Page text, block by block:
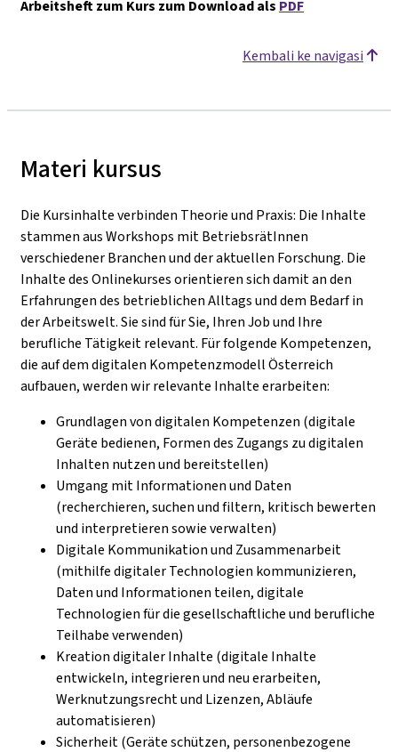
Arbeitsheft zum Kurs zum Download als PDF
Kembali ke navigasi
Materi kursus
Die Kursinhalte verbinden Theorie und Praxis: Die Inhalte
stammen aus Workshops mit BetriebsrätInnen
verschiedener Branchen und der aktuellen Forschung. Die
Inhalte des Onlinekurses orientieren sich damit an den
Erfahrungen des betrieblichen Alltags und dem Bedarf in
der Arbeitswelt. Sie sind für Sie, Ihren Job und Ihre
berufliche Tätigkeit relevant. Für folgende Kompetenzen,
die auf dem digitalen Kompetenzmodell Österreich
aufbauen, werden wir relevante Inhalte erarbeiten:
Grundlagen von digitalen Kompetenzen (digitale
Geräte bedienen, Formen des Zugangs zu digitalen
Inhalten nutzen und bereitstellen)
Umgang mit Informationen und Daten
(recherchieren, suchen und filtern, kritisch bewerten
und interpretieren sowie verwalten)
Digitale Kommunikation und Zusammenarbeit
(mithilfe digitaler Technologien kommunizieren,
Daten und Informationen teilen, digitale
Technologien für die gesellschaftliche und berufliche
Teilhabe verwenden)
Kreation digitaler Inhalte (digitale Inhalte
entwickeln, integrieren und neu erarbeiten,
Werknutzungsrecht und Lizenzen, Abläufe
automatisieren)
Sicherheit (Geräte schützen, personenbezogene